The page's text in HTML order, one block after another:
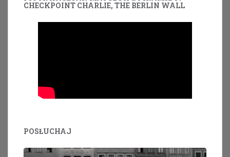
CHECKPOINT CHARLIE, THE BERLIN WALL
POSŁUCHAJ
Odtwarzacz